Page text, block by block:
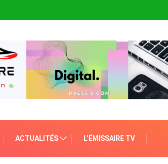
ACTUALITÉS L’ÉMISSAIRE TV